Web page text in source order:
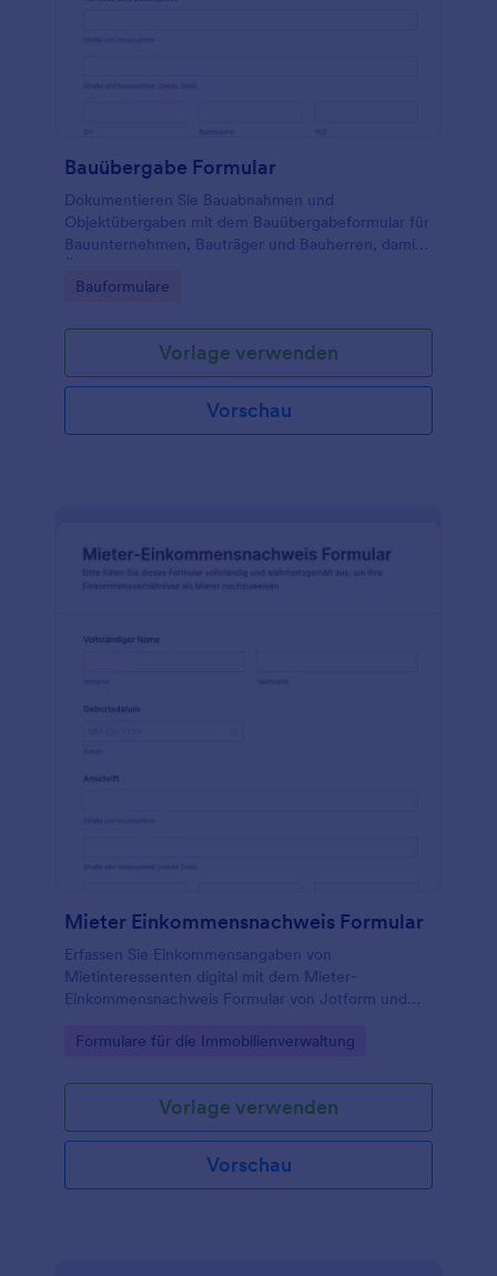
Bauübergabe Formular
Dokumentieren Sie Bauabnahmen und
Objektübergaben mit dem Bauübergabeformular für
Bauunternehmen, Bauträger und Bauherren, damit
Übergabestatus, Unterlagen und offene Punkte
zentral erfasst und nachverfolgt werden können.
Go to Category:
Bauformulare
Vorlage verwenden
Vorschau
Mieter Einkommensnachweis Formular
Erfassen Sie Einkommensangaben von
Mietinteressenten digital mit dem Mieter-
Einkommensnachweis Formular von Jotform und
Vermietung, Hausverwaltung und Maklerbüros.
Go to Category:
Formulare für die Immobilienverwaltung
Vorlage verwenden
Vorschau